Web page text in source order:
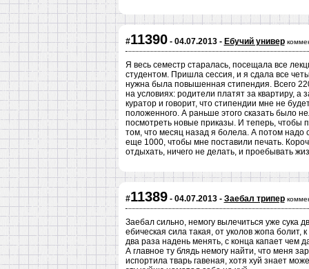
#11390- 04.07.2013 - Ебучий универ
Я весь семестр старалась, посещала все
студентом. Пришла сессия, и я сдала все
нужна была повышенная стипендия. Всего
на условиях: родители платят за квартиру,
куратор и говорит, что стипендии мне не
положенного. А раньше этого сказать было
посмотреть новые приказы. И теперь, чтобы
том, что месяц назад я болела. А потом надо
еще 1000, чтобы мне поставили печать.
отдыхать, ничего не делать, и проебывать
#11389- 04.07.2013 - Заебал трипер
Заебал сильно, немогу вылечиться уже сука
ебическая сила такая, от уколов жопа болит,
два раза надень менять, с конца капает чем
А главное ту блядь немогу найти, что меня
испортила тварь гавеная, хотя хуй знает